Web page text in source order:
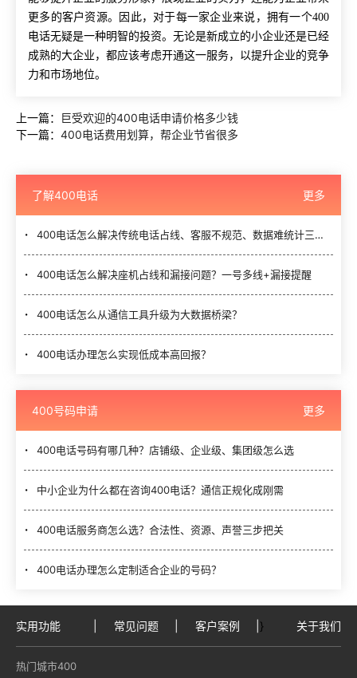
更多的客户资源。因此，对于每一家企业来说，拥有一个400
电话无疑是一种明智的投资。无论是新成立的小企业还是已经
成熟的大企业，都应该考虑开通这一服务，以提升企业的竞争
力和市场地位。
上一篇：
巨受欢迎的400电话申请价格多少钱
下一篇： 400电话费用划算，帮企业节省很多
了解400电话 更多
400电话怎么解决传统电话占线、客服不规范、数据难统计三大难题？
400电话怎么解决座机占线和漏接问题？一号多线+漏接提醒
400电话怎么从通信工具升级为大数据桥梁？
400电话办理怎么实现低成本高回报？
400号码申请 更多
400电话号码有哪几种？店铺级、企业级、集团级怎么选
中小企业为什么都在咨询400电话？通信正规化成刚需
400电话服务商怎么选？合法性、资源、声誉三步把关
400电话办理怎么定制适合企业的号码？
实用功能 常见问题 客户案例 } 关于我们
热门城市400